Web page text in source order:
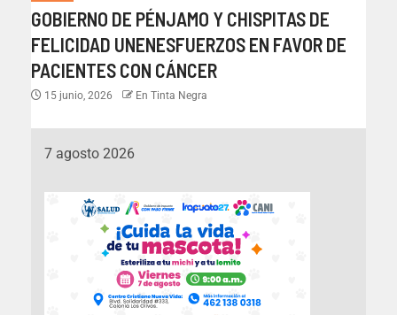
GOBIERNO DE PÉNJAMO Y CHISPITAS DE
FELICIDAD UNENESFUERZOS EN FAVOR DE
PACIENTES CON CÁNCER
15 junio, 2026 En Tinta Negra
7 agosto 2026